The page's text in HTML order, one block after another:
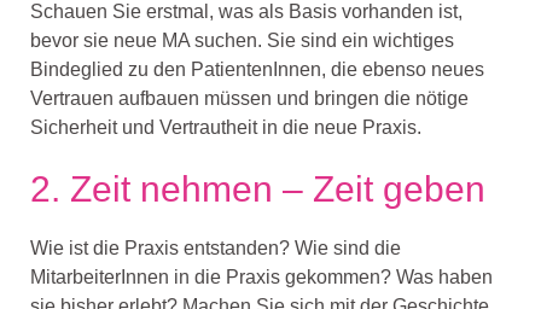
Schauen Sie erstmal , was als Basis vorhanden ist,
bevor sie neue MA suchen. Sie sind ein wichtiges
Bindeglied zu den Patienten Innen, die ebenso neues
Vertrauen aufbauen müssen und bringen die nötige
Sicherheit und Vertrautheit in die neue Praxis.
2. Zeit nehmen – Zeit geben
Wie ist die Praxis entstanden? Wie sind die
MitarbeiterInnen in die Praxis gekommen? Was haben